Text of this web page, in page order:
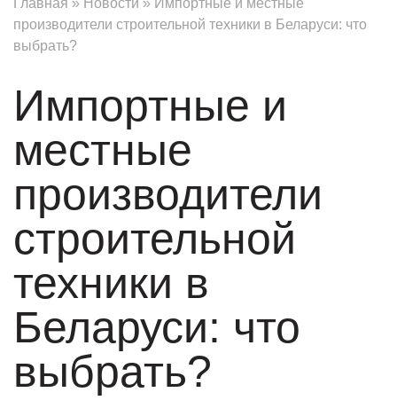
Главная » Новости » Импортные и местные
производители строительной техники в Беларуси: что
выбрать?
Импортные и
местные
производители
строительной
техники в
Беларуси: что
выбрать?